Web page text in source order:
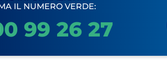
IL NUMERO VERDE:
99 26 27